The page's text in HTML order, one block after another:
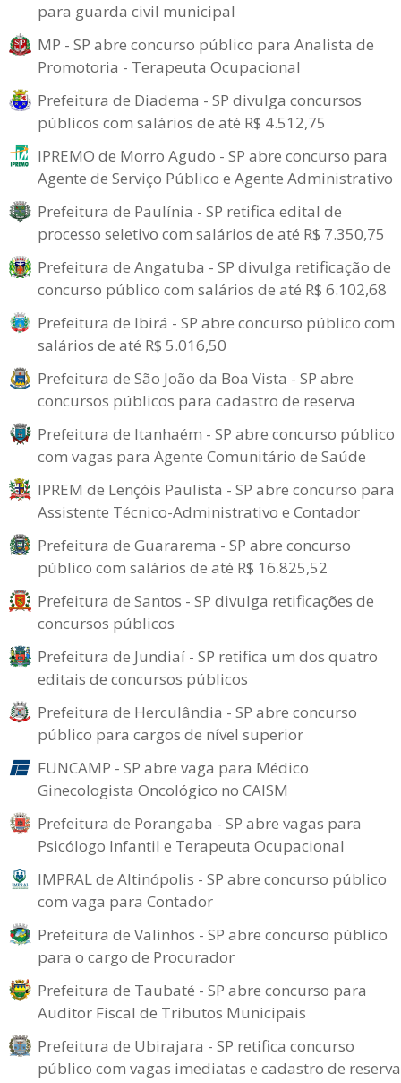
para guarda civil municipal
MP - SP abre concurso público para Analista de
Promotoria - Terapeuta Ocupacional
Prefeitura de Diadema - SP divulga concursos
públicos com salários de até R$ 4.512,75
IPREMO de Morro Agudo - SP abre concurso para
Agente de Serviço Público e Agente Administrativo
Prefeitura de Paulínia - SP retifica edital de
processo seletivo com salários de até R$ 7.350,75
Prefeitura de Angatuba - SP divulga retificação de
concurso público com salários de até R$ 6.102,68
Prefeitura de Ibirá - SP abre concurso público com
salários de até R$ 5.016,50
Prefeitura de São João da Boa Vista - SP abre
concursos públicos para cadastro de reserva
Prefeitura de Itanhaém - SP abre concurso público
com vagas para Agente Comunitário de Saúde
IPREM de Lençóis Paulista - SP abre concurso para
Assistente Técnico-Administrativo e Contador
Prefeitura de Guararema - SP abre concurso
público com salários de até R$ 16.825,52
Prefeitura de Santos - SP divulga retificações de
concursos públicos
Prefeitura de Jundiaí - SP retifica um dos quatro
editais de concursos públicos
Prefeitura de Herculândia - SP abre concurso
público para cargos de nível superior
FUNCAMP - SP abre vaga para Médico
Ginecologista Oncológico no CAISM
Prefeitura de Porangaba - SP abre vagas para
Psicólogo Infantil e Terapeuta Ocupacional
IMPRAL de Altinópolis - SP abre concurso público
com vaga para Contador
Prefeitura de Valinhos - SP abre concurso público
para o cargo de Procurador
Prefeitura de Taubaté - SP abre concurso para
Auditor Fiscal de Tributos Municipais
Prefeitura de Ubirajara - SP retifica concurso
público com vagas imediatas e cadastro de reserva